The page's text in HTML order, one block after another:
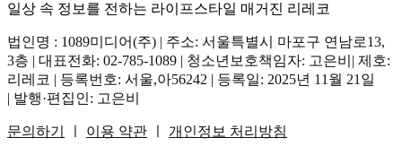
일상 속 정보를 전하는 라이프스타일 매거진 리레코
법인명 : 1089미디어(주) | 주소: 서울특별시 마포구 연남로13,
3층 | 대표전화: 02-785-1089 | 청소년보호책임자: 고은비| 제호:
리레코 | 등록번호: 서울,아56242 | 등록일: 2025년 11월 21일
| 발행·편집인: 고은비
문의하기 이용 약관 개인정보 처리방침